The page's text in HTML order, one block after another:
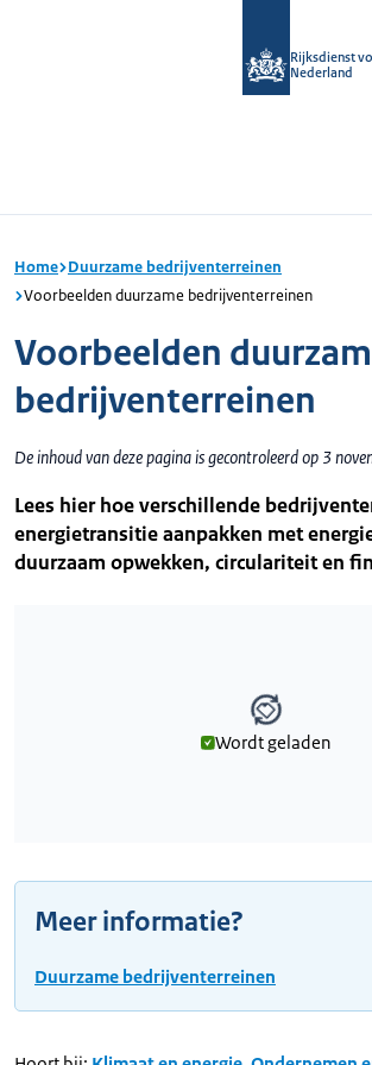
Rijksdienst
Nederland
Home Duurzame bedrijventerreinen
Voorbeelden duurzame bedrijventerreinen
Voorbeelden
bedrijventerreinen
De inhoud van deze pagina is gecontroleerd op 3
Lees hier hoe verschillende
energietransitie aanpakken met
duurzaam opwekken, circulariteit en
Wordt geladen
Meer informatie?
Duurzame bedrijventerreinen